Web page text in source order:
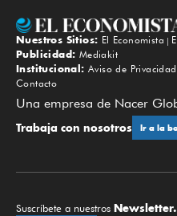
Nuestros Sitios: El Economista
Publicidad: Mediakit
Institucional: Aviso de Privacidad
Contacto
Una empresa de Nacer
Trabaja con nosotros Ir a la
Suscríbete a nuestros Newsletter.